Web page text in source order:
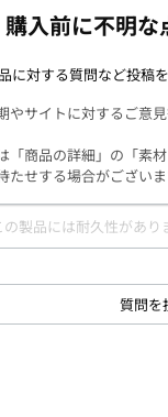
購入前に不明な
に対する質問など投稿
サイトに対するご意
商品の詳細」の「素材
せする場合がございま
質問を